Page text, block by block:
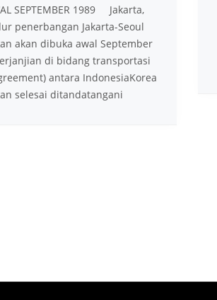
SEPTEMBER 1989 Jakarta,
penerbangan Jakarta-Seoul
akan dibuka awal September
di bidang transportasi
antara Indonesia­Korea
selesai ditandatangani